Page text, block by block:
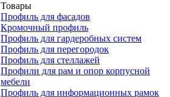
Товары
Профиль для фасадов
Кромочный профиль
Профиль для гардеробных систем
Профиль для перегородок
Профиль для стеллажей
Профили для рам и опор корпусной
мебели
Профиль для информационных рамок